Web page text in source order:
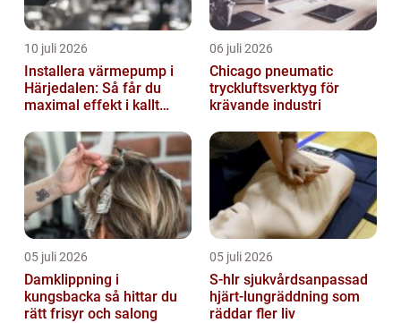
10 juli 2026
Installera värmepump i
Härjedalen: Så får du
maximal effekt i kallt
06 juli 2026
Chicago pneumatic
tryckluftsverktyg för
krävande industri
05 juli 2026
Damklippning i
kungsbacka så hittar du
rätt frisyr och salong
05 juli 2026
S-hlr sjukvårdsanpassad
hjärt-lungräddning som
räddar fler liv